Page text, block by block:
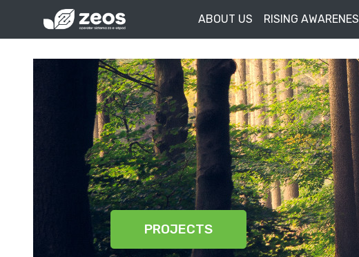
ABOUT US RISING
PROJECTS